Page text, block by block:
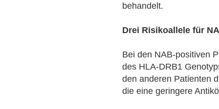
behandelt.
Drei Risikoallele für
Bei den NAB-positiven
des HLA-DRB1
den anderen Patienten
die eine geringere